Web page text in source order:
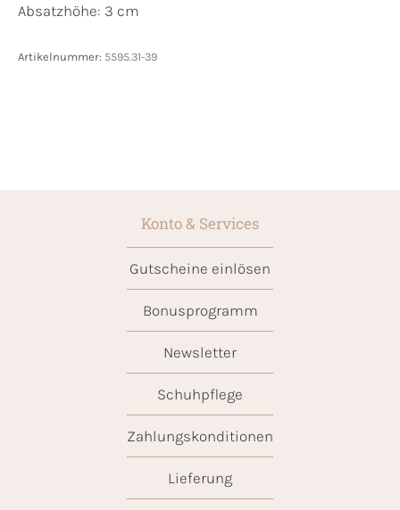
Absatzhöhe: 3 cm
Artikelnummer: 5595.31-39
Konto & Services
Gutscheine einlösen
Bonusprogramm
Newsletter
Schuhpflege
Zahlungskonditionen
Lieferung